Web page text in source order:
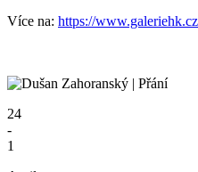
Více na: https://
24
-
1